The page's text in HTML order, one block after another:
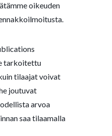
oikeuden
tarkoitettu
tilaajat voivat
joutuvat
arvoa
saa tilaamalla